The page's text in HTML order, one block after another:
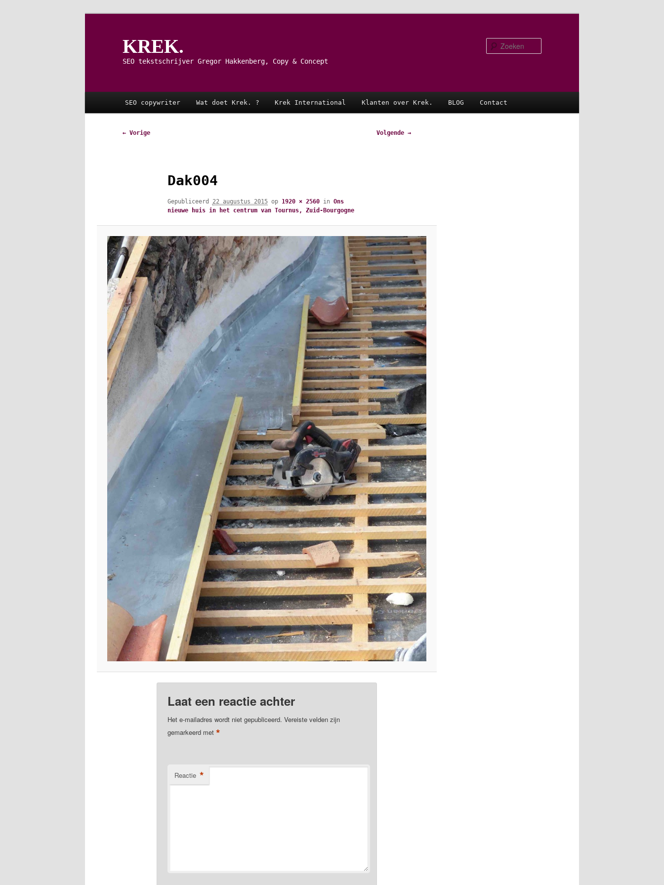
KREK.
SEO tekstschrijver Gregor Hakkenberg, Copy & Concept
SEO copywriter Wat doet Krek. ? Krek International Klanten over Krek. BLOG Contact
Afbeeldingsnavigatie
← Vorige Volgende →
Dak004
Gepubliceerd 22 augustus 2015op 1920 × 2560in Ons
nieuwe huis in het centrum van Tournus, Zuid-Bourgogne
Laat een reactie achter
Het e-mailadres wordt niet gepubliceerd. Vereiste velden zijn
gemarkeerd met *
Reactie *